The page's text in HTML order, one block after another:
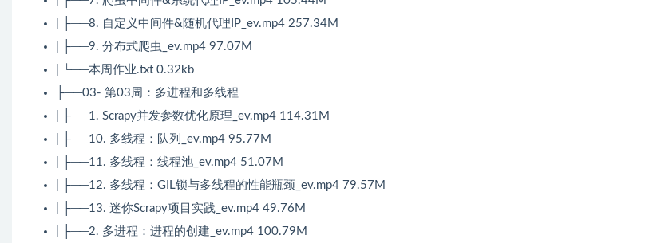
| ├──8. 自定义中间件&随机代理IP_ev.mp4 257.34M
| ├──9. 分布式爬虫_ev.mp4 97.07M
| └──本周作业.txt 0.32kb
├──03- 第03周：多进程和多线程
| ├──1. Scrapy并发参数优化原理_ev.mp4 114.31M
| ├──10. 多线程：队列_ev.mp4 95.77M
| ├──11. 多线程：线程池_ev.mp4 51.07M
| ├──12. 多线程：GIL锁与多线程的性能瓶颈_ev.mp4 79.57M
| ├──13. 迷你Scrapy项目实践_ev.mp4 49.76M
| ├──2. 多进程：进程的创建_ev.mp4 100.79M